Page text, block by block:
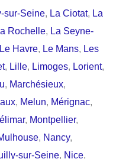
sur-Seine, La Ciotat, La
Rochelle, La Seyne-
Le Havre, Le Mans, Les
, Lille, Limoges, Lorient,
, Marchésieux,
, Melun, Mérignac,
, Montpellier,
, Nancy,
sur-Seine, Nice,